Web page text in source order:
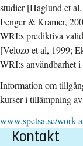
studier [Haglund et
Fenger & Kramer,
WRI:s prediktiva
[Velozo et al, 1999;
WRI:s användbarhet
Information om
kurser i tillämpning
www.spetsa.se/work-
Kontakt